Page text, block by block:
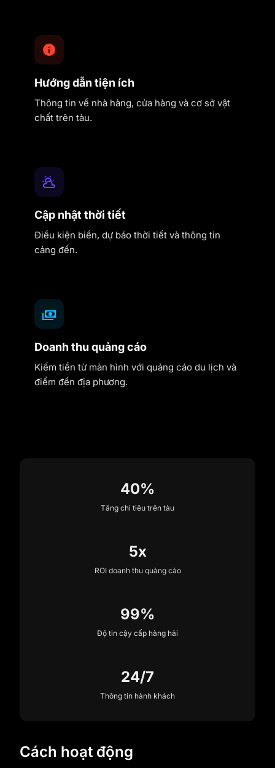
Hướng dẫn tiện ích
Thông tin về nhà hàng, cửa hàng và cơ sở vật
chất trên tàu.
Cập nhật thời tiết
Điều kiện biển, dự báo thời tiết và thông tin
cảng đến.
Doanh thu quảng cáo
Kiếm tiền từ màn hình với quảng cáo du lịch và
điểm đến địa phương.
40%
Tăng chi tiêu trên tàu
5x
ROI doanh thu quảng cáo
99%
Độ tin cậy cấp hàng hải
24/7
Thông tin hành khách
Cách hoạt động